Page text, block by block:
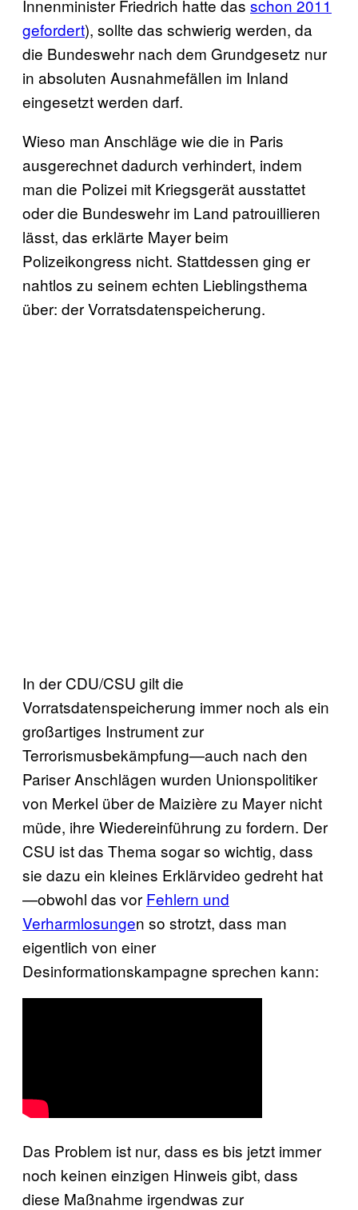
Innenminister Friedrich hatte das schon 2011
gefordert), sollte das schwierig werden, da
die Bundeswehr nach dem Grundgesetz nur
in absoluten Ausnahmefällen im Inland
eingesetzt werden darf.
Wieso man Anschläge wie die in Paris
ausgerechnet dadurch verhindert, indem
man die Polizei mit Kriegsgerät ausstattet
oder die Bundeswehr im Land patrouillieren
lässt, das erklärte Mayer beim
Polizeikongress nicht. Stattdessen ging er
nahtlos zu seinem echten Lieblingsthema
über: der Vorratsdatenspeicherung.
In der CDU/CSU gilt die
Vorratsdatenspeicherung immer noch als ein
großartiges Instrument zur
Terrorismusbekämpfung—auch nach den
Pariser Anschlägen wurden Unionspolitiker
von Merkel über de Maizière zu Mayer nicht
müde, ihre Wiedereinführung zu fordern. Der
CSU ist das Thema sogar so wichtig, dass
sie dazu ein kleines Erklärvideo gedreht hat
—obwohl das vor Fehlern und
Verharmlosungen so strotzt, dass man
eigentlich von einer
Desinformationskampagne sprechen kann:
Das Problem ist nur, dass es bis jetzt immer
noch keinen einzigen Hinweis gibt, dass
diese Maßnahme irgendwas zur